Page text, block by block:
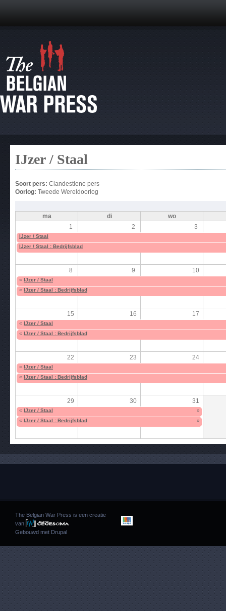
IJzer / Staal
Soort pers: Clandestiene pers
Oorlog: Tweede Wereldoorlog
ma di
wo
1
2 3
IJzer / Staal
IJzer / Staal : Bedrijfsblad
8 9 10
« IJzer / Staal
« IJzer / Staal : Bedrijfsblad
15 16 17
« IJzer / Staal
« IJzer / Staal : Bedrijfsblad
22 23 24
« IJzer / Staal
« IJzer / Staal : Bedrijfsblad
29 30 31
« IJzer / Staal
»
« IJzer / Staal : Bedrijfsblad »
The Belgian War Press is een creatie
van
Gebouwd met Drupal